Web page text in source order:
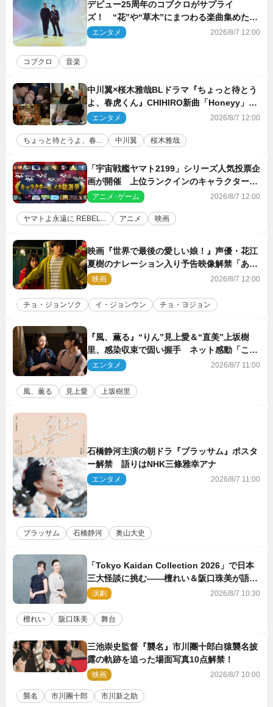
デビュー25周年のコブクロがサプライ
ズ！ “花”や“草木”にまつわる楽曲集めた新
コンセプトアルバムを“花の日”に配信リリー
ス
エンタメ 2026/8/7 12:00
コブクロ 音楽
中川翼×桜木雅哉BLドラマ『ちょっと待とう
よ、春虎くん』CHIHIRO新曲「Honeyy」が
ED主題歌に決定！
エンタメ 2026/8/7 12:00
ちょっと待とうよ、春... 中川翼 桜木雅哉
「宇宙戦艦ヤマト2199」シリーズ人気投票企
画が開催 上位ランクインのキャラクター＆
メカは新規描き下ろしイラストを制作
アニメ･ゲーム 2026/8/7 12:00
ヤマトよ永遠に REBEL... アニメ 映画
映画『世界で最後の愛しい娘！』声優・花江
夏樹のナレーション入り予告映像解禁「あふ
れ出る温かさに涙が止まらない！」
映画 2026/8/7 12:00
チョ・ジョンソク イ・ジョンウン チョ・ヨジョン
『風、薫る』“りん”見上愛＆“直美”上坂樹
里、感染収束で固い握手 ネット感動「この
バディは最強」「アツい」
エンタメ 2026/8/7 11:00
風、薫る 見上愛 上坂樹里
石橋静河主演の朝ドラ『ブラッサム』ポスタ
ー解禁 語りはNHK三條雅幸アナ
エンタメ 2026/8/7 11:00
ブラッサム 石橋静河 奥山大史
「Tokyo Kaidan Collection 2026」で日本
三大怪談に挑む――檀れい＆阪口珠美が語る
「牡丹灯籠」の新たな魅力
演劇 2026/8/7 10:30
檀れい 阪口珠美 舞台
三池崇史監督『襲名』市川團十郎白猿襲名披
露の軌跡を追った場面写真10点解禁！
映画 2026/8/7 10:00
襲名 市川團十郎 市川新之助